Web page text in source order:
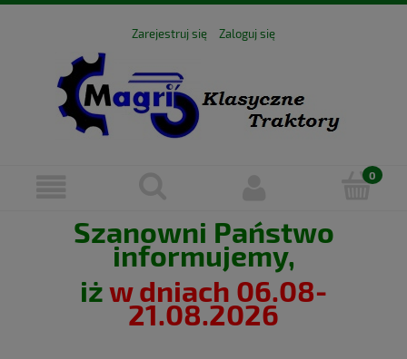
Zarejestruj się Zaloguj się
Szanowni Państwo
informujemy,
iżw dniach 06.08-
21.08.2026